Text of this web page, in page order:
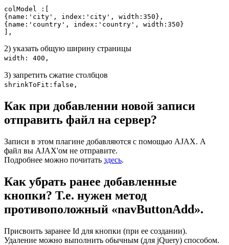
colModel :[
{name:'city', index:'city', width:350},
{name:'country', index:'country', width:350}
],
2) указать общую ширину страницы
width: 400,
3) запретить сжатие столбцов
shrinkToFit:false,
Как при добавлении новой записи
отправить файл на сервер?
Записи в этом плагине добавляются с помощью AJAX. А
файл вы AJAX'ом не отправите.
Подробнее можно почитать здесь.
Как убрать ранее добавленные
кнопки? Т.е. нужен метод
противоположный «navButtonAdd».
Присвоить заранее Id для кнопки (при ее создании).
Удаление можно выполнить обычным (для jQuery) способом.